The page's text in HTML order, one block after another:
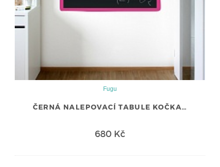
Fugu
ČERNÁ NALEPOVACÍ TABULE KOČKA…
680 Kč